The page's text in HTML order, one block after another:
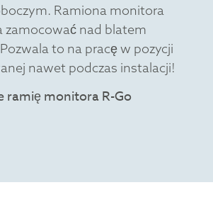
Ramiona monitora
zamocować nad blatem
to na pracę w pozycji
nawet podczas instalacji!